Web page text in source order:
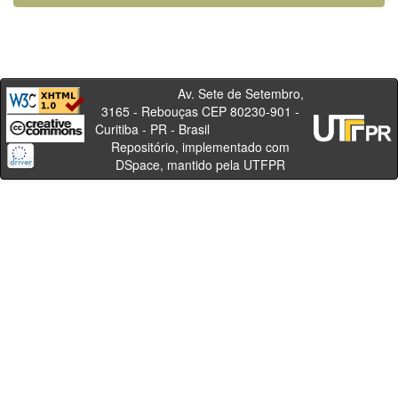
Av. Sete de Setembro,
3165 - Rebouças CEP 80230-901 -
Curitiba - PR - Brasil
Repositório, implementado com
DSpace, mantido pela UTFPR